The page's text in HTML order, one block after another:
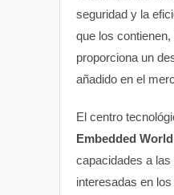
seguridad y la
que los contienen,
proporciona un
añadido en el
El centro
Embedded
capacidades a
interesadas en